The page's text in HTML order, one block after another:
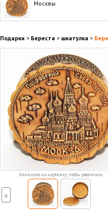
Москвы
Подарки > Береста > шкатулка >
Кликните на картинку, чтобы увеличить
«